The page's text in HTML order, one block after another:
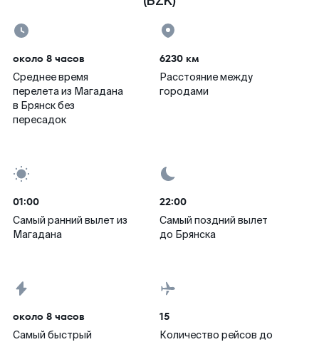
около 8 часов
Среднее время
перелета из Магадана
в Брянск без
пересадок
6230 км
Расстояние между
городами
01:00
Самый ранний вылет из
Магадана
22:00
Самый поздний вылет
до Брянска
около 8 часов
Самый быстрый
15
Количество рейсов до